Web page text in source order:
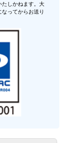
たしかねます。大
ってからお送り